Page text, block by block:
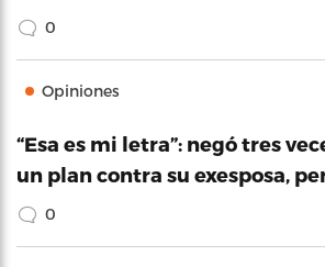
0
Opiniones
“Esa es mi letra”: negó tres
un plan contra su exesposa,
0